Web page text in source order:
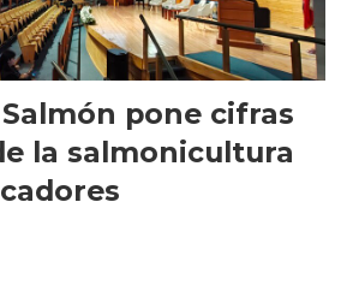
pone cifras
la salmonicultura